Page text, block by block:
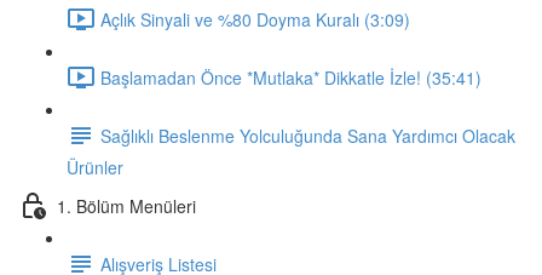
Açlık Sinyali ve %80 Doyma Kuralı (3:09)
Başlamadan Önce *Mutlaka* Dikkatle İzle! (35:41)
Sağlıklı Beslenme Yolculuğunda Sana Yardımcı Olacak
Ürünler
1. Bölüm Menüleri
Alışveriş Listesi